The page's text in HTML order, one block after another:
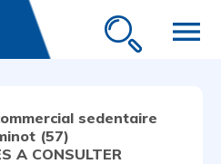
menu
sedentaire
(57)
A CONSULTER